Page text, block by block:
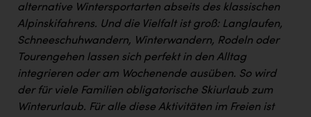
INTERSPAR
INTERSPORT Austria
Jesolo
Jane Goodall Institute Austria
Kärcher
alternative Wintersportarten abseits des klassischen
Alpinskifahrens. Und die Vielfalt ist groß: Langlaufen,
Schneeschuhwandern, Winterwandern, Rodeln oder
Tourengehen lassen sich perfekt in den Alltag
integrieren oder am Wochenende ausüben. So wird
der für viele Familien obligatorische Skiurlaub zum
Winterurlaub. Für alle diese Aktivitäten im Freien ist